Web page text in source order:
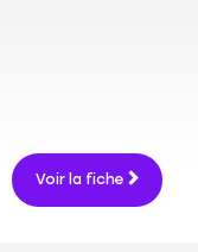
Voir la fiche